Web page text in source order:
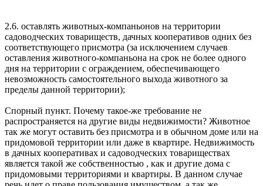
2.6. оставлять животных-компаньонов на территории
садоводческих товариществ, дачных кооперативов одних без
соответствующего присмотра (за исключением случаев
оставления животного-компаньона на срок не более одного
дня на территории с ограждением, обеспечивающего
невозможность самостоятельного выхода животного за
пределы данной территории);
Спорный пункт. Почему такое-же требование не
распространяется на другие виды недвижимости? Животное
так же могут оставить без присмотра и в обычном доме или на
придомовой территории или даже в квартире. Недвижимость
в дачных кооперативах и садоводческих товариществах
является такой же собственностью , как и другие дома с
придомовыми территориями и квартиры. В данном случае